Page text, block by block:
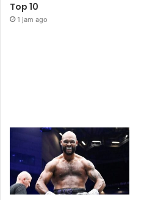
Top 10
1 jam ago